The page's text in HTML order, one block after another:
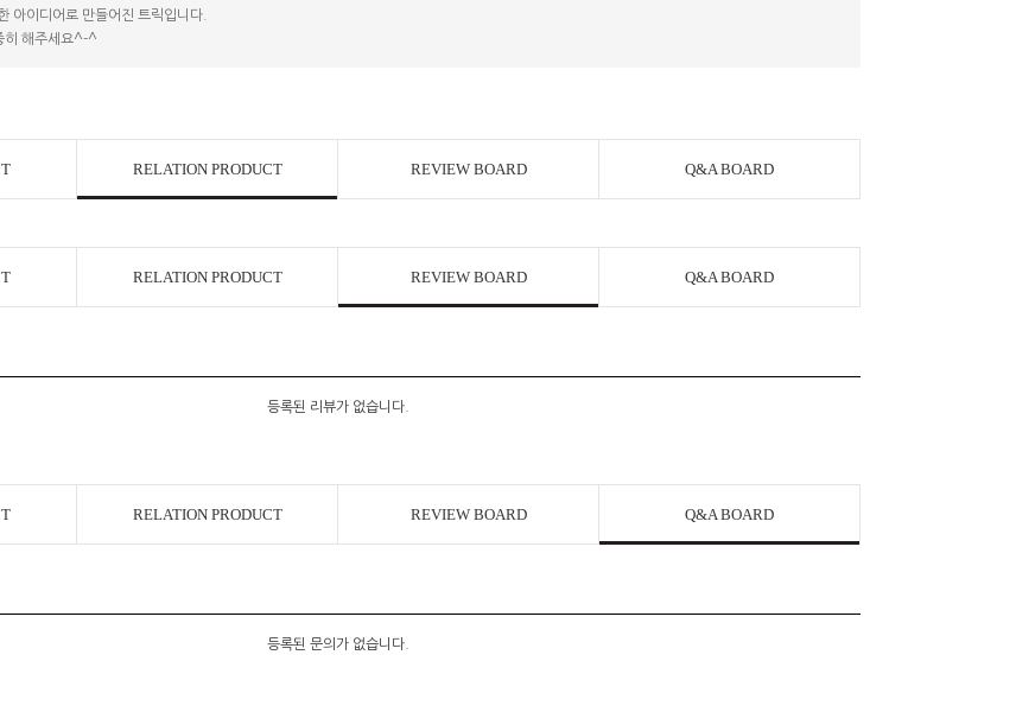
아이디어로 만들어진 트릭입니다.
히 해주세요^-^
RELATION PRODUCT REVIEW BOARD Q&A BOARD
RELATION PRODUCT REVIEW BOARD Q&A BOARD
등록된 리뷰가 없습니다.
RELATION PRODUCT REVIEW BOARD Q&A BOARD
등록된 문의가 없습니다.